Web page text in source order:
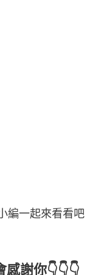
編一起來看看吧
謝你👇👇👇